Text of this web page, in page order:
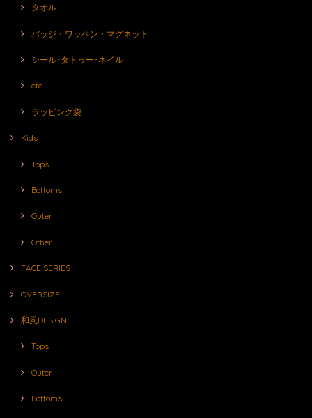
タオル
バッジ・ワッペン・マグネット
シール･タトゥー･ネイル
etc.
ラッピング袋
Kids
Tops
Bottoms
Outer
Other
FACE SERIES
OVERSIZE
和風DESIGN
Tops
Outer
Bottoms